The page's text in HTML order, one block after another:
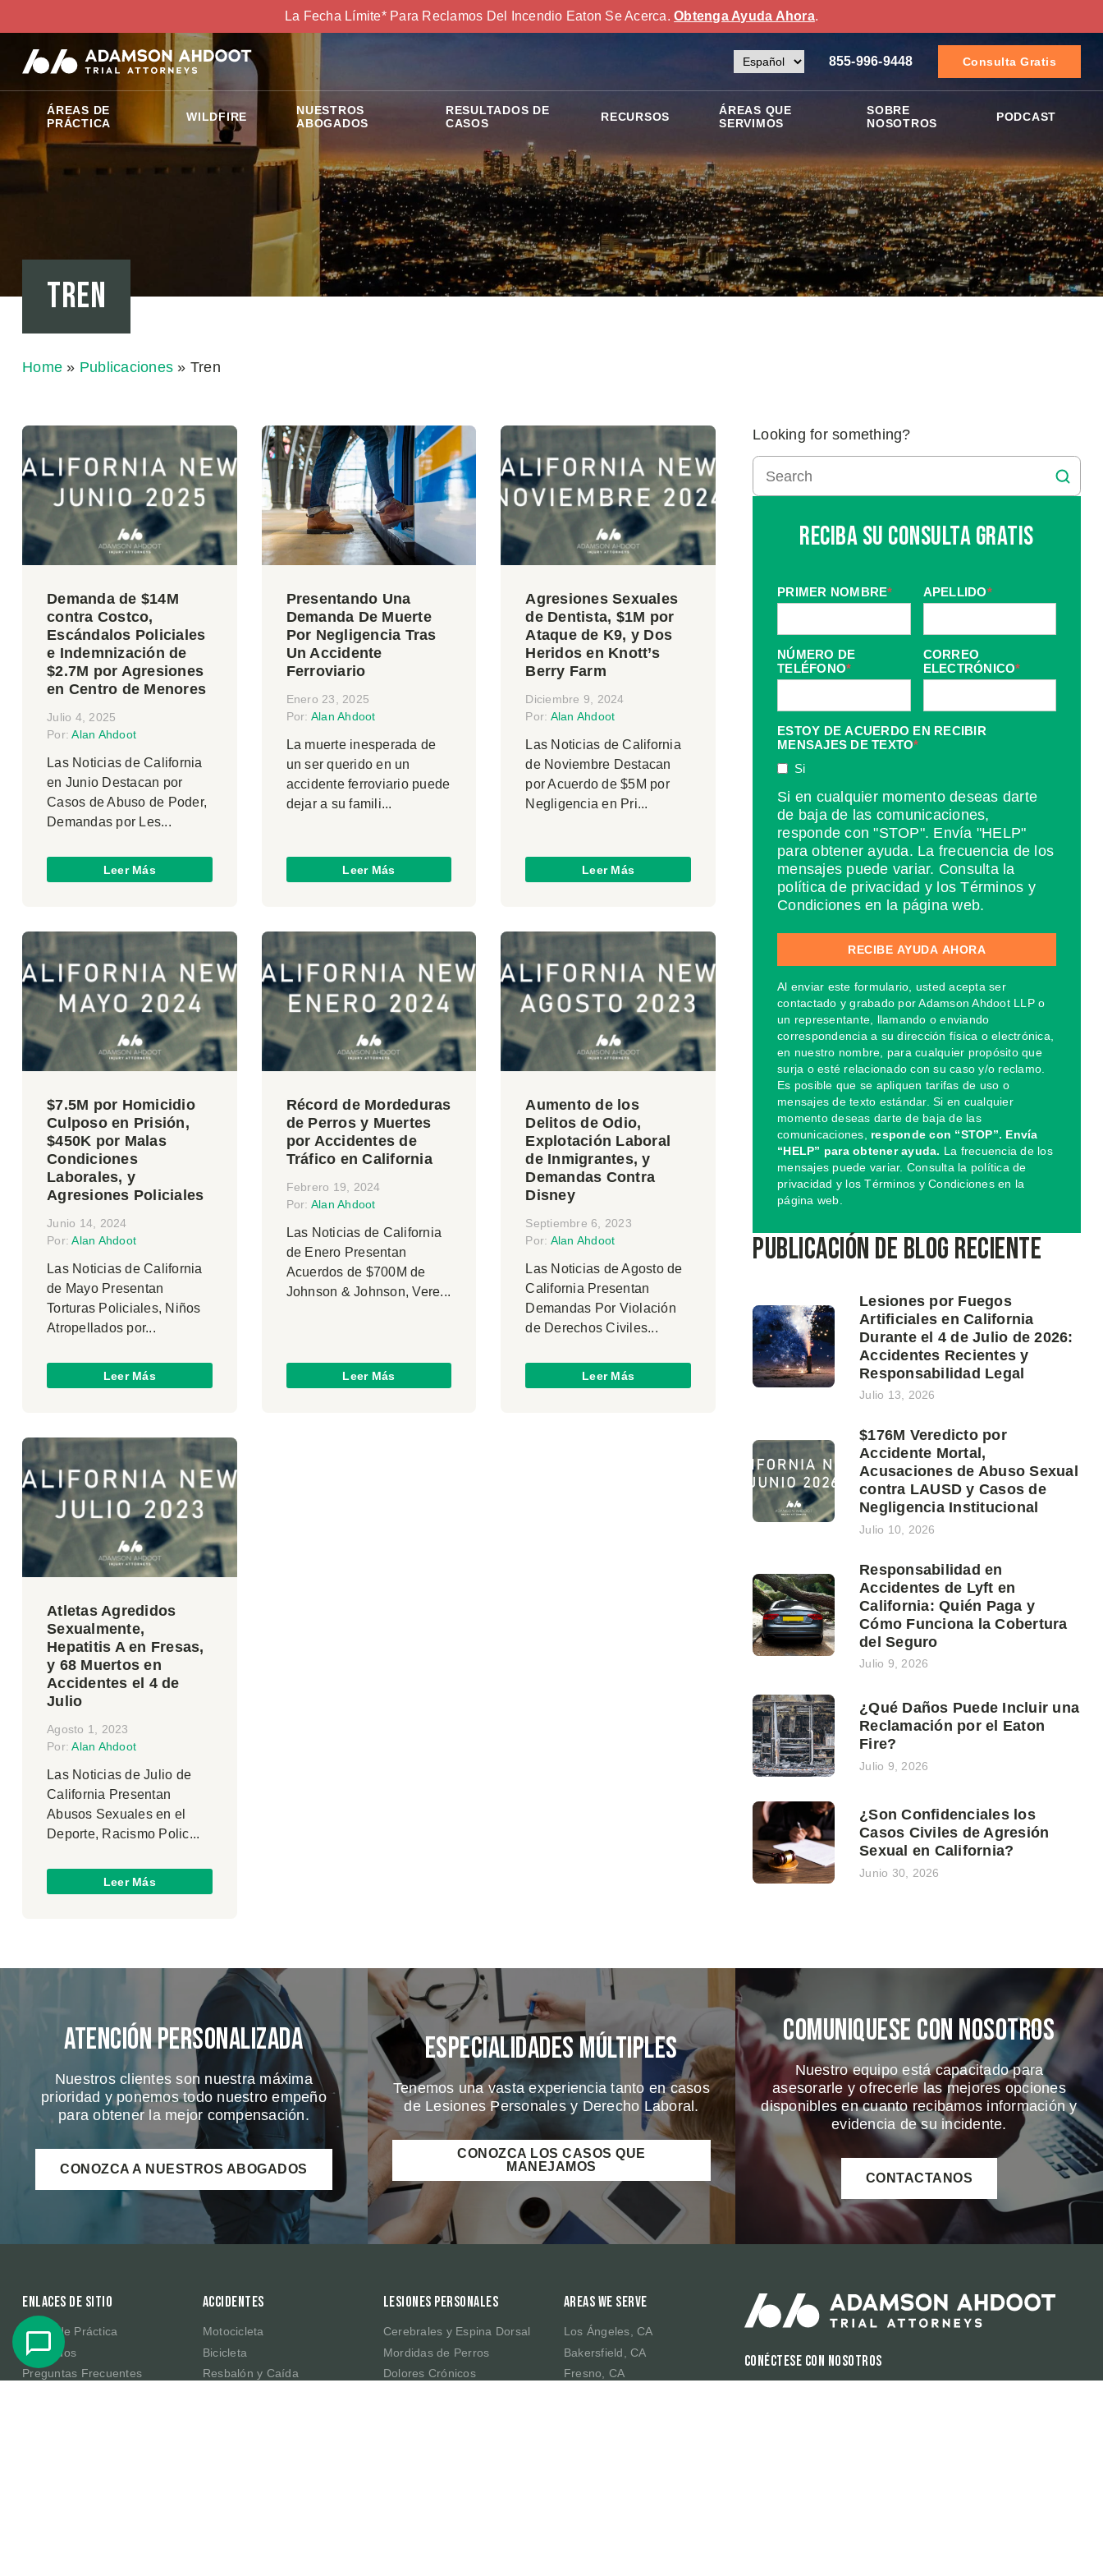
La Fecha Límite* Para Reclamos Del Incendio Eaton Se Acerca.Obtenga Ayuda Ahora.
855-996-9448 Consulta Gratis
ÁREAS DE
PRÁCTICA
WILDFIRE
NUESTROS
ABOGADOS
RESULTADOS DE
CASOS
RECURSOS
ÁREAS QUE
SERVIMOS
SOBRE
NOSOTROS
PODCAST
Tren
Home » Publicaciones » Tren
Demanda de $14M
contra Costco,
Escándalos Policiales
e Indemnización de
$2.7M por Agresiones
en Centro de Menores
Julio 4, 2025
Por:Alan Ahdoot
Las Noticias de California
en Junio Destacan por
Casos de Abuso de Poder,
Demandas por Les...
Leer Más
Presentando Una
Demanda De Muerte
Por Negligencia Tras
Un Accidente
Ferroviario
Enero 23, 2025
Por: Alan Ahdoot
La muerte inesperada de
un ser querido en un
accidente ferroviario puede
dejar a su famili...
Leer Más
Agresiones Sexuales
de Dentista, $1M por
Ataque de K9, y Dos
Heridos en Knott’s
Berry Farm
Diciembre 9, 2024
Por: Alan Ahdoot
Las Noticias de California
de Noviembre Destacan
por Acuerdo de $5M por
Negligencia en Pri...
Leer Más
$7.5M por Homicidio
Culposo en Prisión,
$450K por Malas
Condiciones
Laborales, y
Agresiones Policiales
Junio 14, 2024
Por:Alan Ahdoot
Las Noticias de California
de Mayo Presentan
Torturas Policiales, Niños
Atropellados por...
Leer Más
Récord de Mordeduras
de Perros y Muertes
por Accidentes de
Tráfico en California
Febrero 19, 2024
Por: Alan Ahdoot
Las Noticias de California
de Enero Presentan
Acuerdos de $700M de
Johnson & Johnson, Vere...
Leer Más
Aumento de los
Delitos de Odio,
Explotación Laboral
de Inmigrantes, y
Demandas Contra
Disney
Septiembre 6, 2023
Por: Alan Ahdoot
Las Noticias de Agosto de
California Presentan
Demandas Por Violación
de Derechos Civiles...
Leer Más
Atletas Agredidos
Sexualmente,
Hepatitis A en Fresas,
y 68 Muertos en
Accidentes el 4 de
Julio
Agosto 1, 2023
Por:Alan Ahdoot
Las Noticias de Julio de
California Presentan
Abusos Sexuales en el
Deporte, Racismo Polic...
Leer Más
Looking for something?
Reciba Su Consulta Gratis
PRIMER NOMBRE* APELLIDO*
NÚMERO DE
TELÉFONO*
CORREO
ELECTRÓNICO*
ESTOY DE ACUERDO EN RECIBIR
MENSAJES DE TEXTO*
Si
Si en cualquier momento deseas darte
de baja de las comunicaciones,
responde con "STOP". Envía "HELP"
para obtener ayuda. La frecuencia de los
mensajes puede variar. Consulta la
política de privacidad y los Términos y
Condiciones en la página web.
Al enviar este formulario, usted acepta ser
contactado y grabado por Adamson Ahdoot LLP o
un representante, llamando o enviando
correspondencia a su dirección física o electrónica,
en nuestro nombre, para cualquier propósito que
surja o esté relacionado con su caso y/o reclamo.
Es posible que se apliquen tarifas de uso o
mensajes de texto estándar. Si en cualquier
momento deseas darte de baja de las
comunicaciones, responde con “STOP”. Envía
“HELP” para obtener ayuda. La frecuencia de los
mensajes puede variar. Consulta la política de
privacidad y los Términos y Condiciones en la
página web.
Publicación de blog reciente
Lesiones por Fuegos
Artificiales en California
Durante el 4 de Julio de 2026:
Accidentes Recientes y
Responsabilidad Legal
Julio 13, 2026
$176M Veredicto por
Accidente Mortal,
Acusaciones de Abuso Sexual
contra LAUSD y Casos de
Negligencia Institucional
Julio 10, 2026
Responsabilidad en
Accidentes de Lyft en
California: Quién Paga y
Cómo Funciona la Cobertura
del Seguro
Julio 9, 2026
¿Qué Daños Puede Incluir una
Reclamación por el Eaton
Fire?
Julio 9, 2026
¿Son Confidenciales los
Casos Civiles de Agresión
Sexual en California?
Junio 30, 2026
Atención Personalizada
Nuestros clientes son nuestra máxima
prioridad y ponemos todo nuestro empeño
para obtener la mejor compensación.
CONOZCA A NUESTROS ABOGADOS
Especialidades Múltiples
Tenemos una vasta experiencia tanto en casos
de Lesiones Personales y Derecho Laboral.
CONOZCA LOS CASOS QUE
MANEJAMOS
Comuniquese Con Nosotros
Nuestro equipo está capacitado para
asesorarle y ofrecerle las mejores opciones
disponibles en cuanto recibamos información y
evidencia de su incidente.
CONTACTANOS
Enlaces de sitio
Áreas de Práctica
Abogados
Preguntas Frecuentes
Accidentes
Motocicleta
Bicicleta
Resbalón y Caída
Lesiones Personales
Cerebrales y Espina Dorsal
Mordidas de Perros
Dolores Crónicos
Areas We Serve
Los Ángeles, CA
Bakersfield, CA
Fresno, CA
Conéctese con nosotros